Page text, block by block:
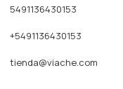
5491136430153
+5491136430153
tienda@viache.com